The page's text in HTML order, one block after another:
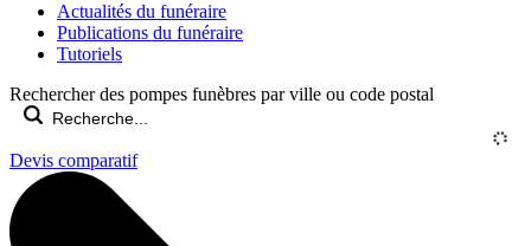
Actualités du funéraire
Publications du funéraire
Tutoriels
Rechercher des pompes funèbres par ville ou code postal
Devis comparatif